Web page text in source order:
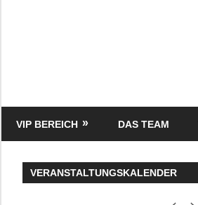
Media
VIP BEREICH DAS TEAM
VERANSTALTUNGSKALENDER